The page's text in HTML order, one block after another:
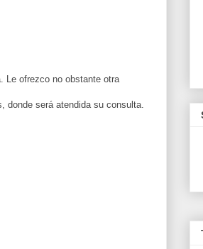
Le ofrezco no obstante otra
donde será atendida su consulta.